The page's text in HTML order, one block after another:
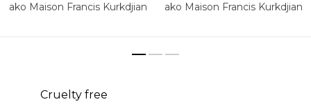
ako Maison Francis Kurkdjian
ako Maison Francis Kurkdjian
Cruelty free